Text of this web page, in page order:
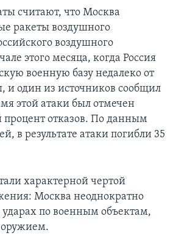
считают, что Москва
ракеты воздушного
воздушного
этого месяца, когда Россия
военную базу недалеко от
и один из источников сообщил
этой атаки был отмечен
процент отказов. По данным
в результате атаки погибли 35
характерной чертой
Москва неоднократно
ударах по военным объектам,
оружием.